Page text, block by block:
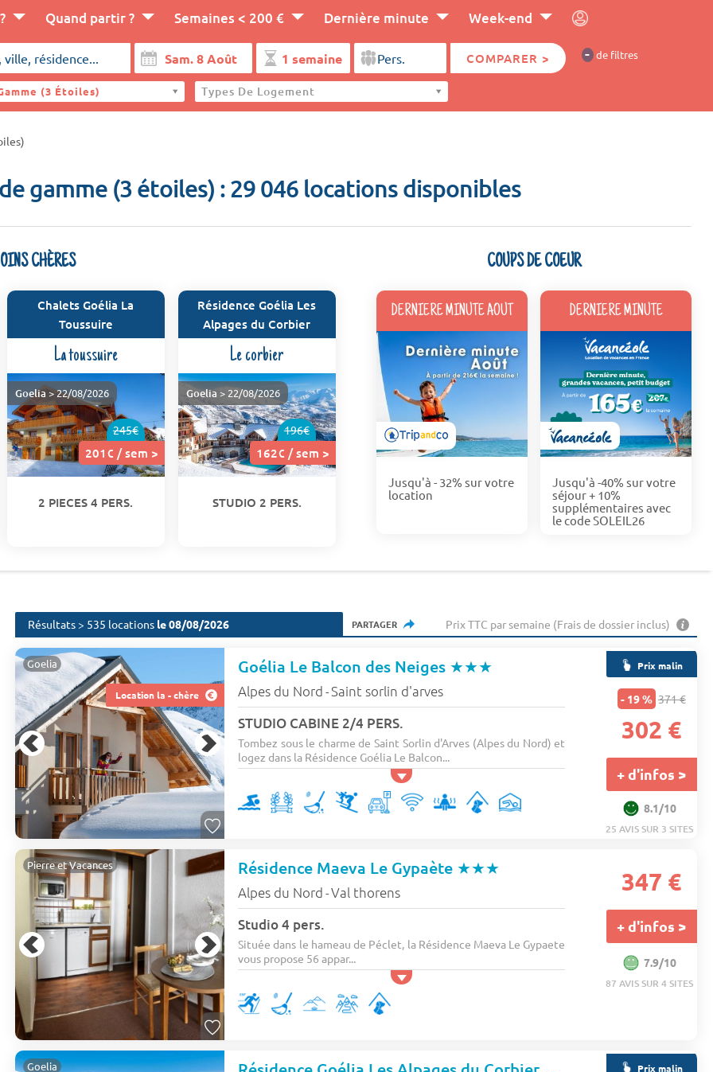
Quand partir ? Semaines < 200 € Dernière minute Week-end
COMPARER > - de filtres
(3 Étoiles) Types De Logement
gamme (3 étoiles) : 29 046 locations disponibles
CHÈRES
Chalets Goélia La
Toussuire
La toussuire
245€
201€ / sem >
Goelia > 22/08/2026
2 PIECES 4 PERS.
Résidence Goélia Les
Alpages du Corbier
Le corbier
196€
162€ / sem >
Goelia > 22/08/2026
STUDIO 2 PERS.
COUPS DE COEUR
DERNIERE MINUTE AOUT
Jusqu'à - 32% sur votre
location
DERNIERE MINUTE
Jusqu'à -40% sur votre
séjour + 10%
supplémentaires avec
le code SOLEIL26
Résultats > 535 locations le 08/08/2026 PARTAGER Prix TTC par semaine (Frais de dossier inclus)
Location la - chère
Goelia Goélia Le Balcon des Neiges ★★★
Alpes du Nord -Saint sorlin d'arves
STUDIO CABINE 2/4 PERS.
Tombez sous le charme de Saint Sorlin d'Arves (Alpes du Nord) et
logez dans la Résidence Goélia Le Balcon...
Prix malin
- 19 % 371 €
302 €
+ d'infos >
8.1/10
25 AVIS SUR 3 SITES
Pierre et Vacances Résidence Maeva Le Gypaète ★★★
Alpes du Nord -Val thorens
Studio 4 pers.
Située dans le hameau de Péclet, la Résidence Maeva Le Gypaete
vous propose 56 appar...
347 €
+ d'infos >
7.9/10
87 AVIS SUR 4 SITES
Goelia Prix malin